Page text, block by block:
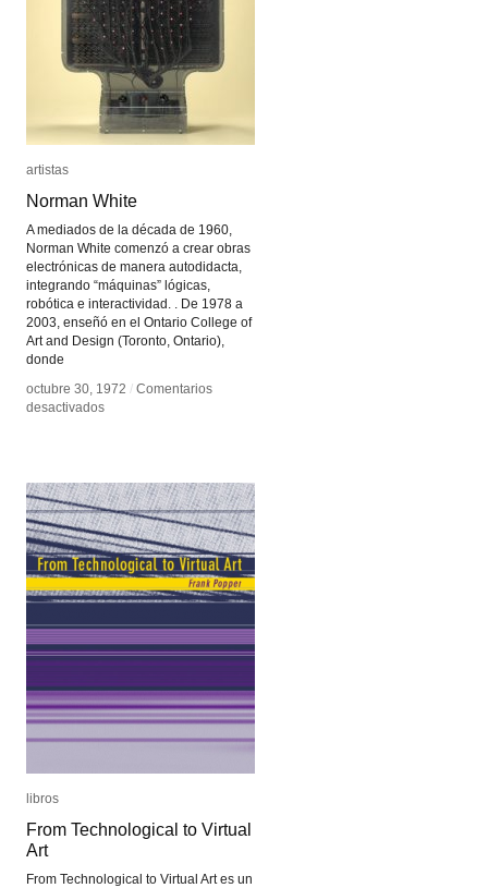
artistas
Norman White
A mediados de la década de 1960,
Norman White comenzó a crear obras
electrónicas de manera autodidacta,
integrando “máquinas” lógicas,
robótica e interactividad. . De 1978 a
2003, enseñó en el Ontario College of
Art and Design (Toronto, Ontario),
donde
octubre 30, 1972 / Comentarios
desactivadosen
artistas
Norman White
octubre 30, 1972 / Comentarios
desactivadosen
libros
From Technological to Virtual
Art
From Technological to Virtual Art es un
libros
From Technological to Virtual
Art